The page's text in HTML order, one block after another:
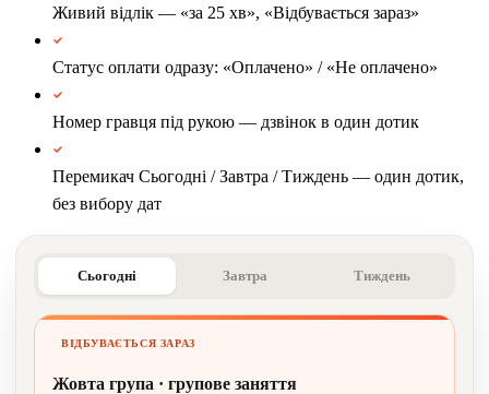
Живий відлік — «за 25 хв», «Відбувається зараз»
Статус оплати одразу: «Оплачено» / «Не оплачено»
Номер гравця під рукою — дзвінок в один дотик
Перемикач Сьогодні / Завтра / Тиждень — один дотик,
без вибору дат
Сьогодні Завтра Тиждень
ВІДБУВАЄТЬСЯ ЗАРАЗ
Жовта група · групове заняття